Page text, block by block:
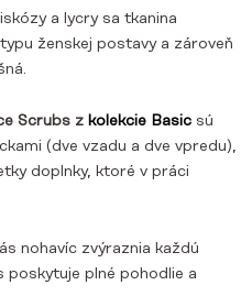
a lycry sa tkanina
ženskej postavy a zároveň
Scrubs z kolekcie Basic sú
(dve vzadu a dve vpredu),
doplnky, ktoré v práci
nohavíc zvýraznia každú
plné pohodlie a